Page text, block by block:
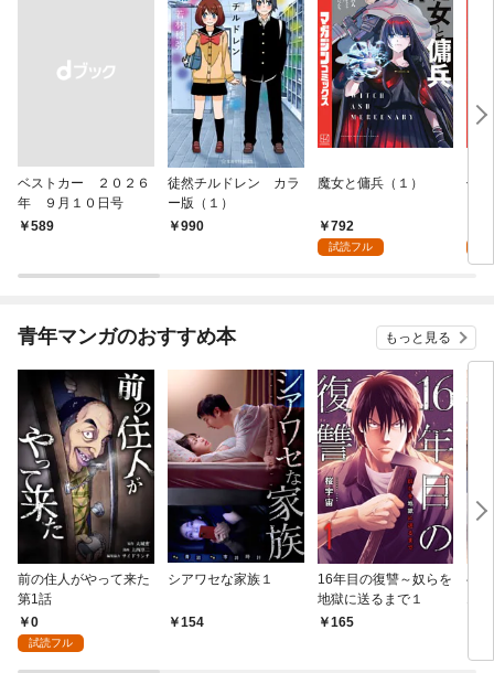
ベストカー ２０２６
年 ９月１０日号
￥589
徒然チルドレン カラ
ー版（１）
990
魔女と傭兵（１）
792
試読フル
信
ガ
９
『
（
青年マンガのおすすめ本 もっと見る
前の住人がやって来た
第1話
0
試読フル
シアワセな家族１
154
16年目の復讐～奴らを
地獄に送るまで１
165
ベ